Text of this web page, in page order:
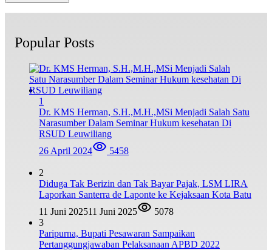
Popular Posts
1
Dr. KMS Herman, S.H.,M.H.,MSi Menjadi Salah Satu
Narasumber Dalam Seminar Hukum kesehatan Di
RSUD Leuwiliang
26 April 2024
5458
2
Diduga Tak Berizin dan Tak Bayar Pajak, LSM LIRA
Laporkan Santerra de Laponte ke Kejaksaan Kota Batu
11 Juni 202511 Juni 2025
5078
3
Paripurna, Bupati Pesawaran Sampaikan
Pertanggungjawaban Pelaksanaan APBD 2022